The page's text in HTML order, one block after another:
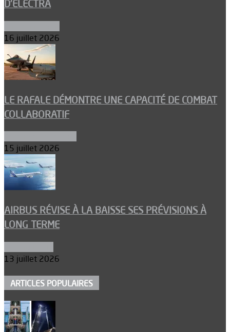
D’ELECTRA
16 juillet 2026
LE RAFALE DÉMONTRE UNE CAPACITÉ DE COMBAT
COLLABORATIF
15 juillet 2026
AIRBUS RÉVISE À LA BAISSE SES PRÉVISIONS À
LONG TERME
13 juillet 2026
ARTICLES POPULAIRES